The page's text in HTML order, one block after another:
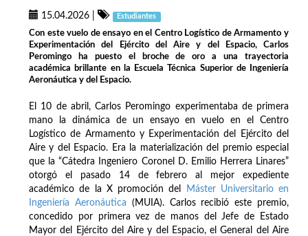
15.04.2026 Estudiantes
Con este vuelo de ensayo en el Centro Logístico de Armamento y
Experimentación del Ejército del Aire y del Espacio, Carlos
Peromingo ha puesto el broche de oro a una trayectoria
académica brillante en la Escuela Técnica Superior de Ingeniería
Aeronáutica y del Espacio.
El 10 de abril, Carlos Peromingo experimentaba de primera
mano la dinámica de un ensayo en vuelo en el Centro
Logístico de Armamento y Experimentación del Ejército del
Aire y del Espacio. Era la materialización del premio especial
que la “Cátedra Ingeniero Coronel D. Emilio Herrera Linares”
otorgó el pasado 14 de febrero al mejor expediente
académico de la X promoción del
Máster Universitario en
Ingeniería Aeronáutica (MUIA). Carlos recibió este premio,
concedido por primera vez de manos del Jefe de Estado
Mayor del Ejército del Aire y del Espacio, el General del Aire